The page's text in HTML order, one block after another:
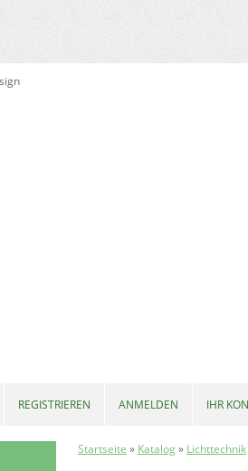
Startseite » Katalog» Lichttechnik
REGISTRIEREN ANMELDEN IHR